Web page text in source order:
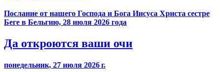
Послание от нашего Господа и Бога Иисуса Христа сестре
Беге в Бельгию, 28 июля 2026 года
Да откроются ваши очи
понедельник, 27 июля 2026 г.